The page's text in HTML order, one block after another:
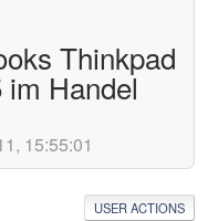
Thinkpad
im Handel
15:55:01
USER ACTIONS